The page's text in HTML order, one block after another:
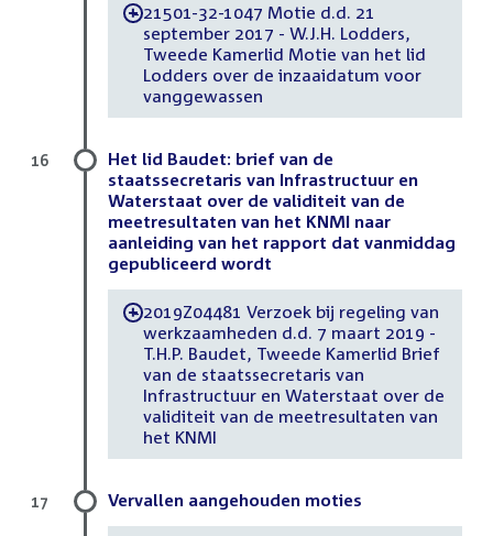
-21501-32-1047 Motie d.d. 21
september 2017 - W.J.H. Lodders,
Tweede Kamerlid Motie van het lid
Lodders over de inzaaidatum voor
vanggewassen
Het lid Baudet: brief van de
staatssecretaris van Infrastructuur en
Waterstaat over de validiteit van de
meetresultaten van het KNMI naar
aanleiding van het rapport dat vanmiddag
gepubliceerd wordt
-2019Z04481 Verzoek bij regeling van
werkzaamheden d.d. 7 maart 2019 -
T.H.P. Baudet, Tweede Kamerlid Brief
van de staatssecretaris van
Infrastructuur en Waterstaat over de
validiteit van de meetresultaten van
het KNMI
16
Vervallen aangehouden moties
17